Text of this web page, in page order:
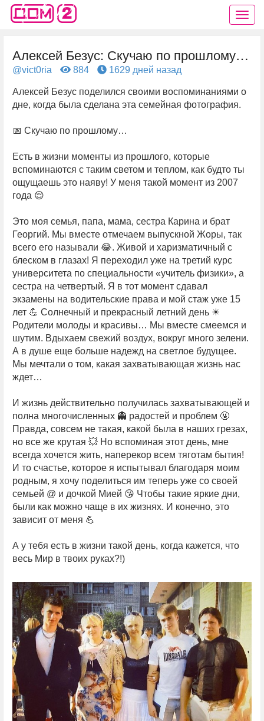
Алексей Безус: Скучаю по прошлому…
@vict0ria 884 1629 дней назад
Алексей Безус поделился своими воспоминаниями о
дне, когда была сделана эта семейная фотография.
📅 Скучаю по прошлому…
Есть в жизни моменты из прошлого, которые
вспоминаются с таким светом и теплом, как будто ты
ощущаешь это наяву! У меня такой момент из 2007
года 😌
Это моя семья, папа, мама, сестра Карина и брат
Георгий. Мы вместе отмечаем выпускной Жоры, так
всего его называли 😂. Живой и харизматичный с
блеском в глазах! Я переходил уже на третий курс
университета по специальности «учитель физики», а
сестра на четвертый. Я в тот момент сдавал
экзамены на водительские права и мой стаж уже 15
лет 💪 Солнечный и прекрасный летний день ☀
Родители молоды и красивы… Мы вместе смеемся и
шутим. Вдыхаем свежий воздух, вокруг много зелени.
А в душе еще больше надежд на светлое будущее.
Мы мечтали о том, какая захватывающая жизнь нас
ждет…
И жизнь действительно получилась захватывающей и
полна многочисленных 👻 радостей и проблем 🤬
Правда, совсем не такая, какой была в наших грезах,
но все же крутая 💥 Но вспоминая этот день, мне
всегда хочется жить, наперекор всем тяготам бытия!
И то счастье, которое я испытывал благодаря моим
родным, я хочу поделиться им теперь уже со своей
семьей @ и дочкой Мией 😘 Чтобы такие яркие дни,
были как можно чаще в их жизнях. И конечно, это
зависит от меня 💪
А у тебя есть в жизни такой день, когда кажется, что
весь Мир в твоих руках?!)